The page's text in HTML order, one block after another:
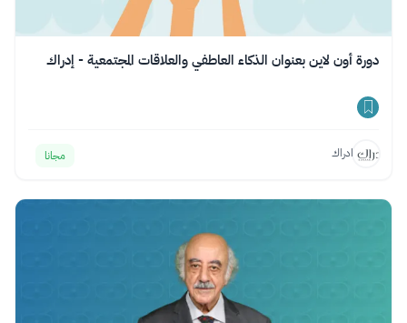
دورة أون لاين بعنوان الذكاء العاطفي والعلاقات المجتمعية - إدراك
ادراك مجانا